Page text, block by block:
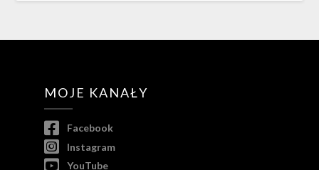
MOJE KANAŁY
Facebook
Instagram
YouTube